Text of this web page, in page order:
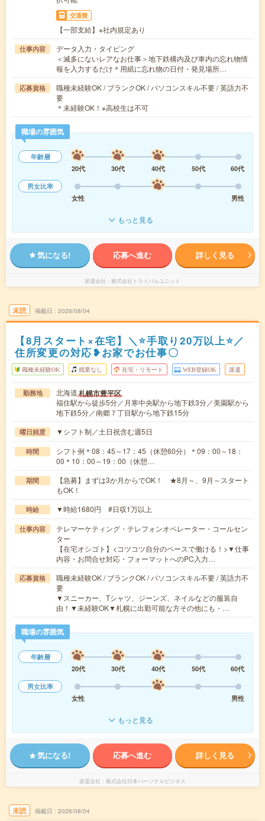
交通費
【一部支給】※社内規定あり
仕事内容
データ入力・タイピング
＜滅多にないレアなお仕事＞地下鉄構内及び車内の忘れ物情
報を入力するだけ＊用紙に忘れ物の日付・発見場所…
応募資格
職種未経験OK / ブランクOK / パソコンスキル不要 / 英語力不
要
＊未経験OK！※高校生は不可
職場の雰囲気
年齢層
20代
30代 40代 50代
60代
男女比率
女性
男性
もっと見る
気になる! 応募へ進む 詳しく見る
派遣会社 株式会社トライバルユニット
未読 掲載日 2026/08/04
【8月スタート×在宅】＼⭐手取り20万以上⭐／
住所変更の対応❥お家でお仕事〇
職種未経験OK 残業なし 在宅・リモート WEB登録OK 派遣
勤務地 北海道札幌市豊平区
福住駅から徒歩5分／月寒中央駅から地下鉄3分／美園駅から
地下鉄5分／南郷７丁目駅から地下鉄15分
曜日頻度 ▼シフト制／土日祝含む週5日
時間
シフト例＊08：45～17：45（休憩60分）＊09：00～18：
00＊10：00～19：00（休憩…
期間
【急募】まずは3か月からでOK！ ★8月～、9月～スタート
もOK！
時給 ▼時給1680円 #日収1万以上
仕事内容
テレマーケティング・テレフォンオペレーター・コールセン
ター
【在宅オシゴト】<コツコツ自分のペースで働ける！>▼仕事
内容・お問合せ対応・フォーマットへのPC入力…
応募資格
職種未経験OK / ブランクOK / パソコンスキル不要 / 英語力不
要
▼スニーカー、Tシャツ、ジーンズ、ネイルなどの服装自
由！▼未経験OK▼札幌に出勤可能な方その他にも・…
職場の雰囲気
年齢層
20代
30代 40代 50代
60代
男女比率
女性
男性
もっと見る
気になる! 応募へ進む 詳しく見る
派遣会社 株式会社日本パーソナルビジネス
未読 掲載日 2026/08/04